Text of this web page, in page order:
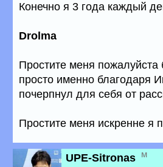
Конечно я 3 года каждый
Drolma
Простите меня
просто именно благодаря
почерпнул для себя от
Простите меня искренне я
UPE-Sitronas м